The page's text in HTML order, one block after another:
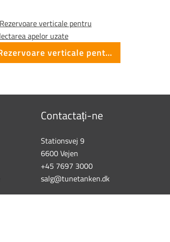
Rezervoare verticale pentru colectarea apelor uzate
Contactați-ne
Stationsvej 9
6600 Vejen
+45 7697 3000
salg@tunetanken.dk